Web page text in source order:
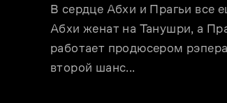
В сердце Абхи и Прагьи все
Абхи женат на Танушри, а
работает продюсером
второй шанс...